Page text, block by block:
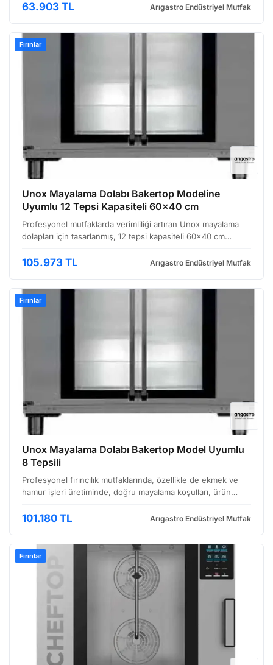
model, özellikle ekmek ve hamur işleri üretimi…
63.903 TL Arıgastro Endüstriyel Mutfak
Fırınlar
Unox Mayalama Dolabı Bakertop Modeline
Uyumlu 12 Tepsi Kapasiteli 60x40 cm
Profesyonel mutfaklarda verimliliği artıran Unox mayalama
dolapları için tasarlanmış, 12 tepsi kapasiteli 60x40 cm
bakertop, hamur işleme süreçlerinizi önemli ölçüde k…
105.973 TL Arıgastro Endüstriyel Mutfak
Fırınlar
Unox Mayalama Dolabı Bakertop Model Uyumlu
8 Tepsili
Profesyonel fırıncılık mutfaklarında, özellikle de ekmek ve
hamur işleri üretiminde, doğru mayalama koşulları, ürün
mayalama dolapları, bu ihtiyaca yönelik tasarlan…
101.180 TL Arıgastro Endüstriyel Mutfak
Fırınlar